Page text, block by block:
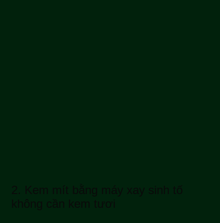
2.
Kem mít bằng máy xay sinh tố
không cần kem tươi